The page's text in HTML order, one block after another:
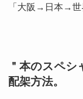
「大阪→日本→世
＂本のスペ
配架方法。